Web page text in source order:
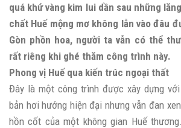
quá khứ vàng kim lui dần sau những
chất Huế mộng mơ không lẫn vào đâu
Gòn phồn hoa, người ta vẫn có thể
rất riêng khi ghé thăm công trình này.
Phong vị Huế qua kiến trúc ngoại thất
Đây là một công trình được xây dựng
bản hơi hướng hiện đại nhưng vẫn đan
hồn cốt của một không gian Huế